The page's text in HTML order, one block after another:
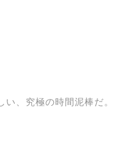
、究極の時間泥棒だ。